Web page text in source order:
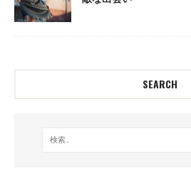
SEARCH